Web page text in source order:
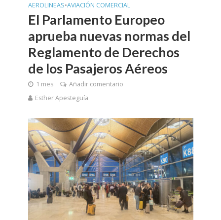
AEROLINEAS•AVIACIÓN COMERCIAL
El Parlamento Europeo
aprueba nuevas normas del
Reglamento de Derechos
de los Pasajeros Aéreos
1 mes
Añadir comentario
Esther Apesteguía